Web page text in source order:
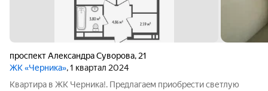
проспект Александра Суворова, 21
ЖК «Черника», 1 квартал 2024
Квартира в ЖК Черника!. Пpeдлагaeм приoбрecти светлую